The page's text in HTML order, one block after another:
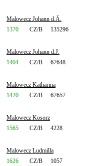
Malowecz Johann d.Ä.
1370
CZ/B 135296
Malowecz Johann d.J.
1404
CZ/B 67648
Malowecz Katharina
1420
CZ/B 67657
Malowecz Kosorz
1565
CZ/B 4228
Malowecz Ludmilla
1626
CZ/B 1057